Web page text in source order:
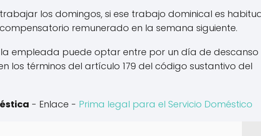
los domingos, si ese trabajo dominical es
remunerado en la semana siguiente.
empleada puede optar entre por un día de descanso
los términos del artículo 179 del código sustantivo del
- Enlace - Prima legal para el Servicio Doméstico